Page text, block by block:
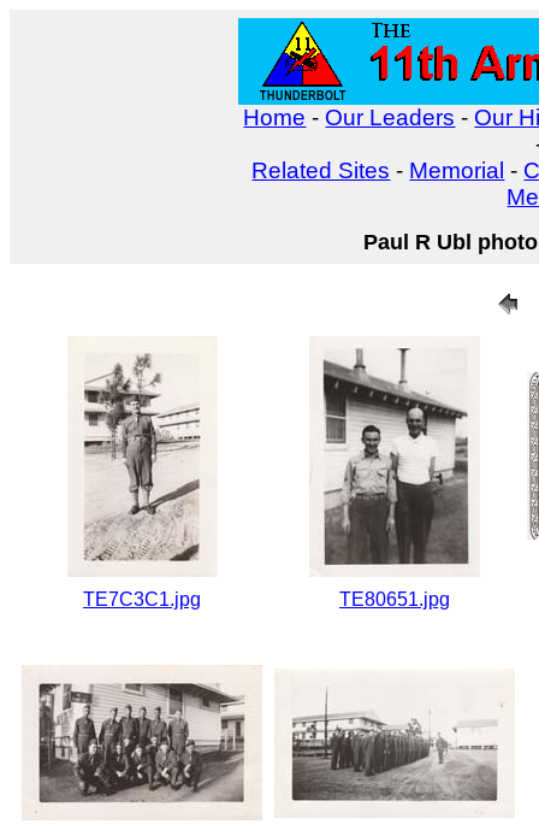
Home - Our Leaders - Our
Related Sites - Memorial -
Paul R Ubl
TE7C3C1.jpg TE80651.jpg